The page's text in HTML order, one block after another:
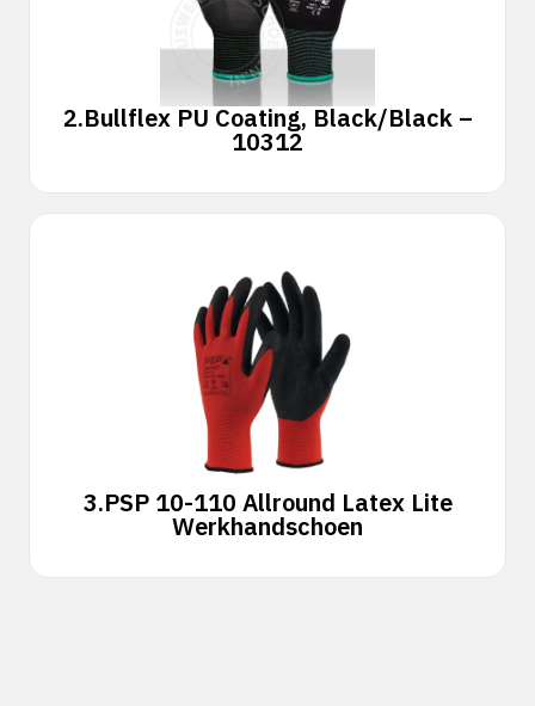
2.Bullflex PU Coating, Black/Black –
10312
3.PSP 10-110 Allround Latex Lite
Werkhandschoen